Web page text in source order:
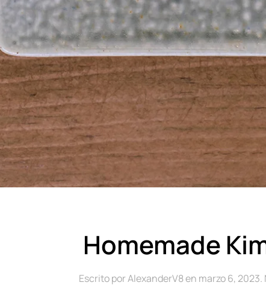
Homemade
Escrito porAlexanderV8en marzo 6, 2023.